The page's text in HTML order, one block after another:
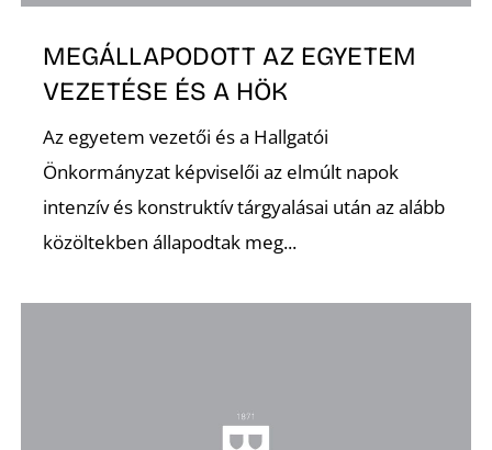
MEGÁLLAPODOTT AZ EGYETEM
VEZETÉSE ÉS A HÖK
Az egyetem vezetői és a Hallgatói
Önkormányzat képviselői az elmúlt napok
intenzív és konstruktív tárgyalásai után az alább
közöltekben állapodtak meg...